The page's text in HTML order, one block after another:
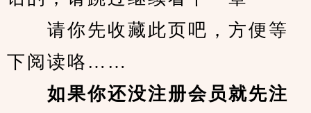
请你先收藏此页吧，方便等
下阅读咯……
如果你还没注册会员就先注